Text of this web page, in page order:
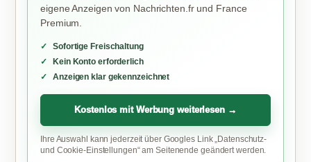
eigene Anzeigen von Nachrichten.fr und France
Premium.
Sofortige Freischaltung
Kein Konto erforderlich
Anzeigen klar gekennzeichnet
Kostenlos mit Werbung weiterlesen →
Ihre Auswahl kann jederzeit über Googles Link „Datenschutz-
und Cookie-Einstellungen“ am Seitenende geändert werden.